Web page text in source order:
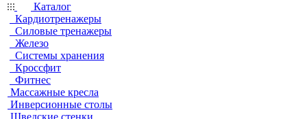
Каталог
Кардиотренажеры
Силовые тренажеры
Железо
Системы хранения
Кроссфит
Фитнес
Массажные кресла
Инверсионные столы
Шведские стенки